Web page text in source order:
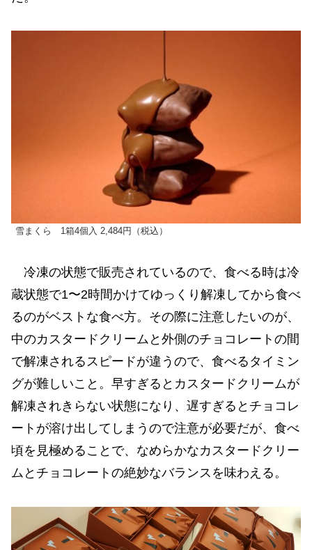
雪まくら 1箱4個⼊ 2,484円（税込）
冷凍の状態で販売されているので、食べる時は冷
蔵状態で1〜2時間かけてゆっくり解凍してから食べ
るのがベストな食べ方。その際に注意したいのが、
中のカスタードクリームと外側のチョコレートの間
で解凍されるスピードが違うので、食べるタイミン
グが難しいこと。早すぎるとカスタードクリームが
解凍されきらない状態になり、遅すぎるとチョコレ
ートが溶け出してしまうので注意が必要だが、食べ
頃を見極めることで、なめらかなカスタードクリー
ムとチョコレートの絶妙なバランスを味わえる。